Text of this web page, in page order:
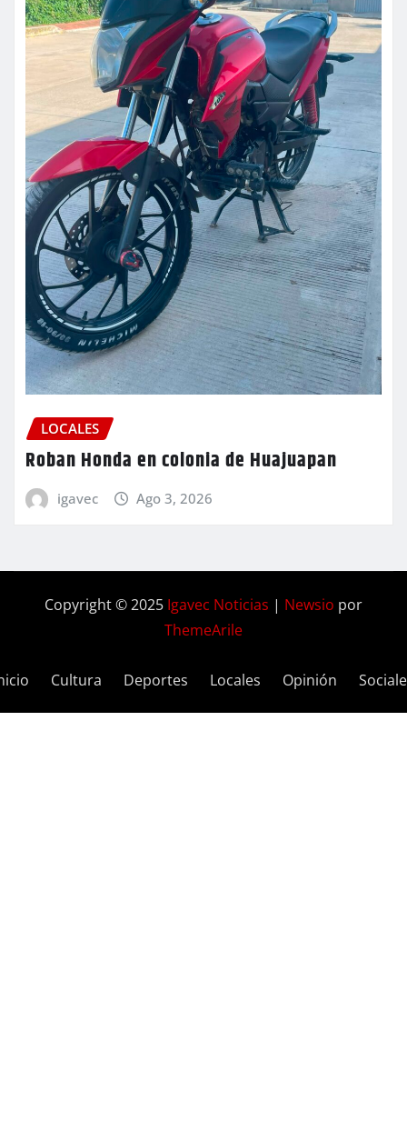
LOCALES
Roban Honda en colonia de Huajuapan
igavec Ago 3, 2026
Copyright © 2025 Igavec Noticias | Newsio por
ThemeArile
Cultura Deportes Locales Opinión